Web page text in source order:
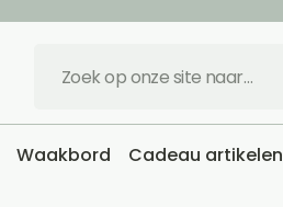
Waakbord Cadeau artikelen